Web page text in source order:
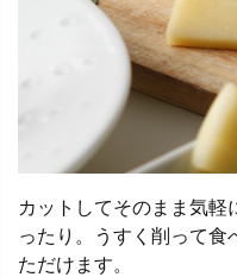
カットしてそのまま気軽
ったり。うすく削って食
ただけます。